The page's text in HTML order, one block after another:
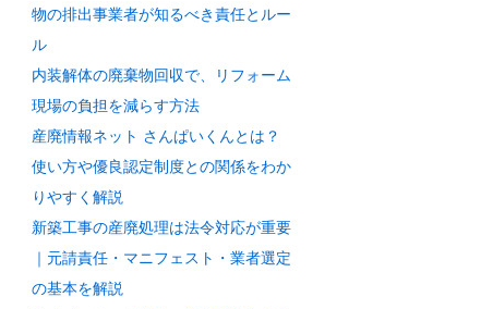
物の排出事業者が知るべき責任とルー
ル
内装解体の廃棄物回収で、リフォーム
現場の負担を減らす方法
産廃情報ネット さんぱいくんとは？
使い方や優良認定制度との関係をわか
りやすく解説
新築工事の産廃処理は法令対応が重要
｜元請責任・マニフェスト・業者選定
の基本を解説